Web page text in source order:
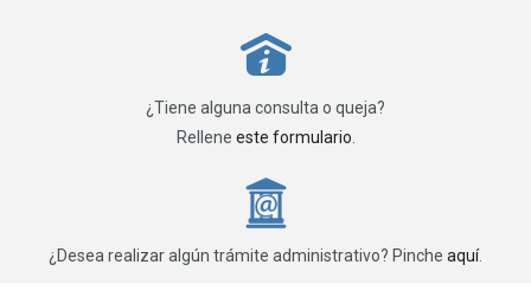
P
¿Tiene alguna consulta o queja?
Rellene este formulario
_
¿Desea realizar algún trámite administrativo? Pinche aquí.